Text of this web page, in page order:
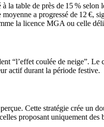
la table de près de 15 % selon
a progressé de 12 €,
la licence MGA ou celle
“l’effet coulée de neige”. Le
actif durant la période festive.
Cette stratégie crée un
proposant uniquement des